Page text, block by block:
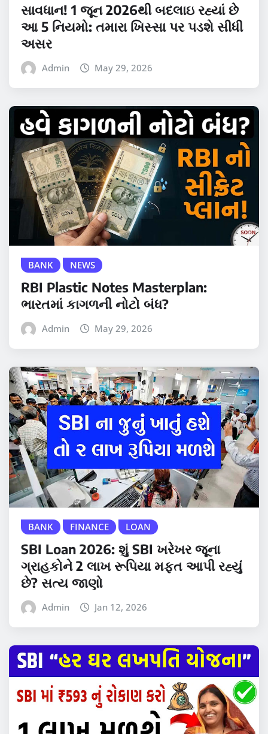
સાવધાન! 1 જૂન 2026થી બદલાઇ રહ્યાં છે
આ 5 નિયમો: તમારા ખિસ્સા પર પડશે સીધી
અસર
Admin May 29, 2026
BANK NEWS
RBI Plastic Notes Masterplan:
ભારતમાં કાગળની નોટો બંધ?
Admin May 29, 2026
BANK FINANCE LOAN
SBI Loan 2026: શું SBI ખરેખર જૂના
ગ્રાહકોને 2 લાખ રૂપિયા મફત આપી રહ્યું
છે? સત્ય જાણો
Admin Jan 12, 2026